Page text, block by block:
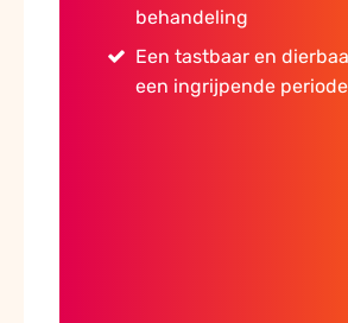
behandeling
Een tastbaar en
een ingrijpende periode